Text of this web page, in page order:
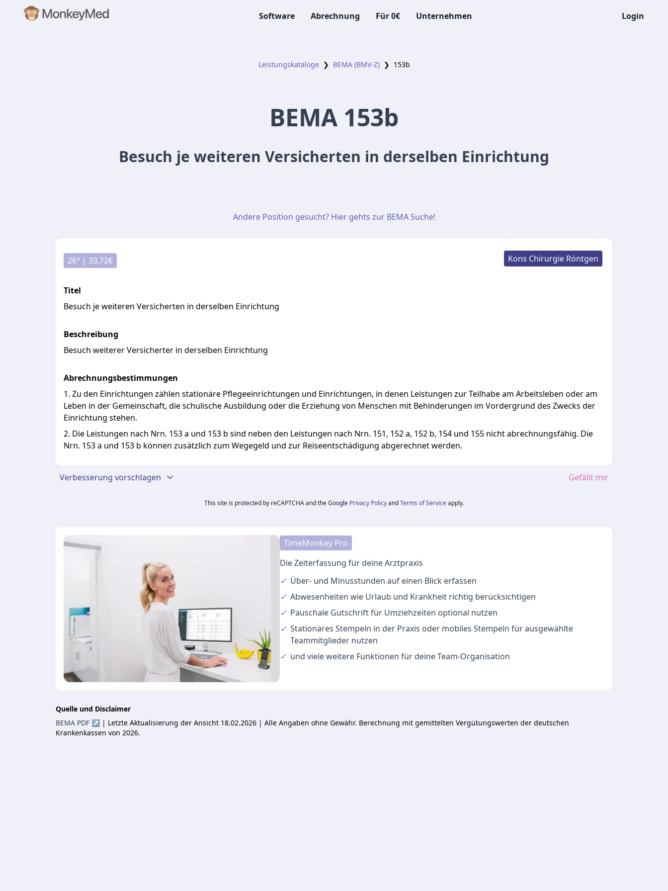
Software Abrechnung Für 0€ Unternehmen Login
Leistungskataloge ❯ BEMA (BMV-Z) ❯ 153b
BEMA 153b
Besuch je weiteren Versicherten in derselben Einrichtung
Andere Position gesucht? Hier gehts zur BEMA Suche!
26° | 33,72€ Kons Chirurgie Röntgen
Titel
Besuch je weiteren Versicherten in derselben Einrichtung
Beschreibung
Besuch weiterer Versicherter in derselben Einrichtung
Abrechnungsbestimmungen
1. Zu den Einrichtungen zählen stationäre Pflegeeinrichtungen und Einrichtungen, in denen Leistungen zur Teilhabe am Arbeitsleben oder am
Leben in der Gemeinschaft, die schulische Ausbildung oder die Erziehung von Menschen mit Behinderungen im Vordergrund des Zwecks der
Einrichtung stehen.
2. Die Leistungen nach Nrn. 153 a und 153 b sind neben den Leistungen nach Nrn. 151, 152 a, 152 b, 154 und 155 nicht abrechnungsfähig. Die
Nrn. 153 a und 153 b können zusätzlich zum Wegegeld und zur Reiseentschädigung abgerechnet werden.
Verbesserung vorschlagen Gefällt mir
This site is protected by reCAPTCHA and the Google Privacy Policy and Terms of Service apply.
TimeMonkey Pro
Die Zeiterfassung für deine Arztpraxis
✓ Über- und Minusstunden auf einen Blick erfassen
✓ Abwesenheitenwie Urlaub und Krankheit richtig berücksichtigen
✓ Pauschale Gutschriftfür Umziehzeiten optional nutzen
✓ Stationäres Stempeln in der Praxis oder mobiles Stempeln für ausgewählte
Teammitglieder nutzen
✓ und vieleweitere Funktionenfür deine Team-Organisation
Quelle und Disclaimer
BEMA PDF ↗ | Letzte Aktualisierung der Ansicht 18.02.2026 | Alle Angaben ohne Gewähr. Berechnung mit gemittelten Vergütungswerten der deutschen
Krankenkassen von 2026.